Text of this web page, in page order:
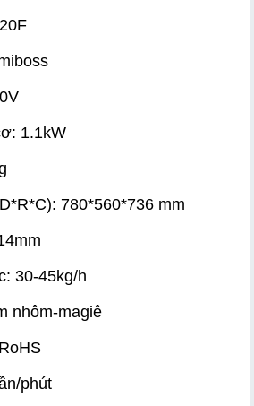
1.1kW
780*560*736 mm
30-45kg/h
nhôm-magiê
phút